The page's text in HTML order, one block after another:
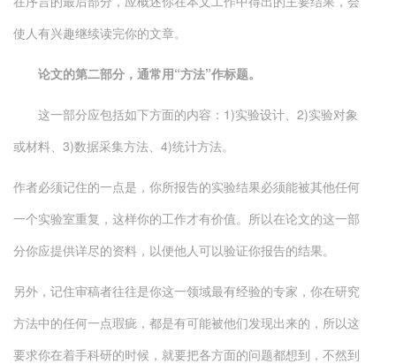
使人有兴趣继续读完你的文章。
论文的第二部分，通常用“方法”作标题。
这一部分应包括如下方面的内容：1)实验设计、2)实验对象
或材料、3)数据采集方法、4)统计方法。
作者必须记住的一点是，你所报告的实验结果必须能被其他任何
一个实验室重复，这样你的工作才有价值。所以在论文的这一部
分你应提供详尽的资料，以便他人可以验证你报告的结果。
另外，记住审稿者往往是你这一领域最有经验的专家，你在研究
方法中的任何一点瑕疵，都是有可能被他们发现出来的，所以这
要求你在着手科研的时候，就要把各方面的问题都想到，不然到